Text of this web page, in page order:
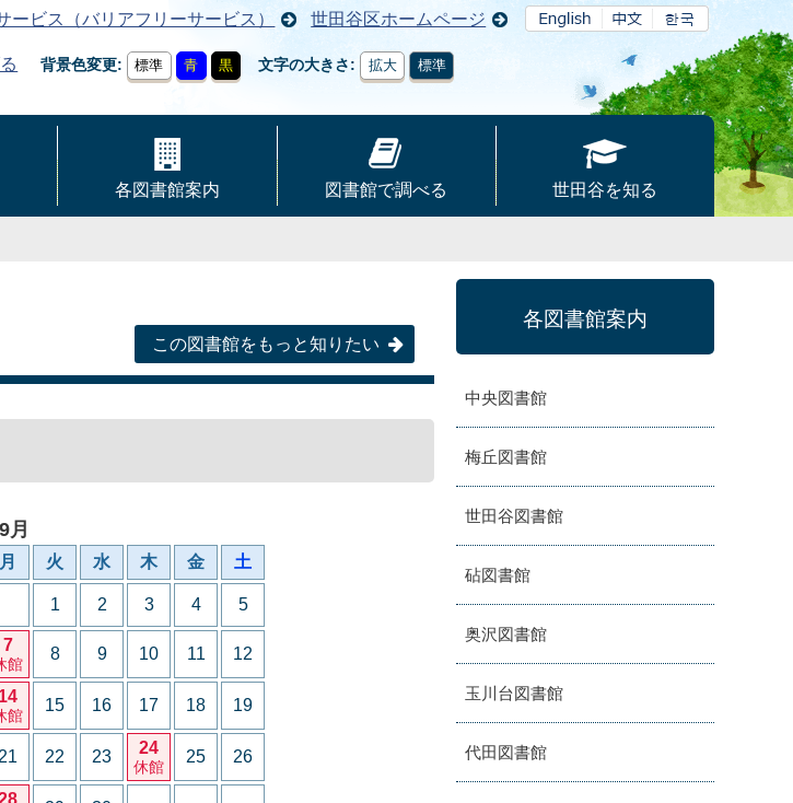
ービス（バリアフリーサービス） 世田谷区ホームページ
背景色変更 標準 青 黒 文字の大きさ 拡大 標準
各図書館案内 図書館で調べる 世田谷を知る
この図書館をもっと知りたい
月
月 火 水 木 金 土
1 2 3 4 5
7
館
8 9 10 11 12
14
館
15 16 17 18 19
21 22 23 24
休館
25 26
各図書館案内
中央図書館
梅丘図書館
世田谷図書館
砧図書館
奥沢図書館
玉川台図書館
代田図書館